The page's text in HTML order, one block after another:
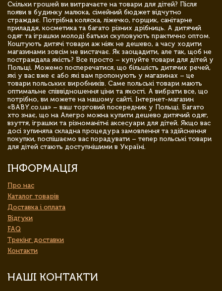
Скільки грошей ви витрачаєте на товари для дітей? Після
появи в будинку малюка, сімейний бюджет відчутно
страждає. Потрібна коляска, ліжечко, горщик, санітарне
приладдя, косметика та багато різних дрібниць. А дитячий
одяг та іграшки молоді батьки скуповують практично оптом.
Коштують дитячі товари аж ніяк не дешево, а часу ходити
магазинами зовсім не вистачає. Як заощадити, але так, щоб не
постраждала якість? Все просто – купуйте товари для дітей у
Польщі. Можемо посперечатися, що більшість дитячих речей,
які у вас вже є або які вам пропонують у магазинах – це
товари польських виробників. Саме польські товари мають
оптимальне співвідношення ціни та якості. А вибрати все, що
потрібно, ви можете на нашому сайті. Інтернет-магазин
«BABY.co.ua» – ваш торговий посередник у Польщі. Багато
хто знає, що на Алегро можна купити дешево дитячий одяг,
взуття, іграшки та різноманітні аксесуари для дітей. Якщо вас
досі зупиняла складна процедура замовлення та здійснення
покупки, поспішаємо вас порадувати – тепер польські товари
для дітей стають доступнішими в Україні.
ІНФОРМАЦІЯ
Про нас
Каталог товарів
Доставка і оплата
Відгуки
FAQ
Трекінг доставки
Контакти
НАШІ КОНТАКТИ